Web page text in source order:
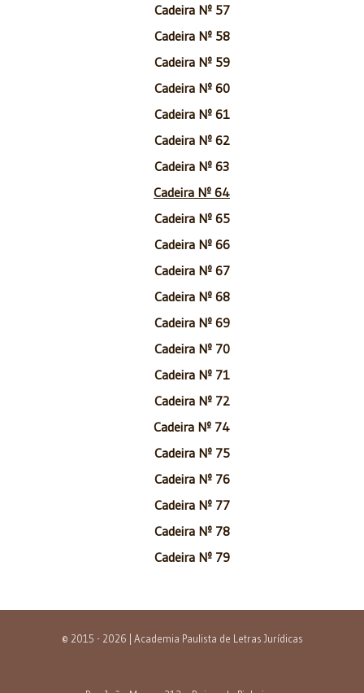
Cadeira Nº 57
Cadeira Nº 58
Cadeira Nº 59
Cadeira Nº 60
Cadeira Nº 61
Cadeira Nº 62
Cadeira Nº 63
Cadeira Nº 64
Cadeira Nº 65
Cadeira Nº 66
Cadeira Nº 67
Cadeira Nº 68
Cadeira Nº 69
Cadeira Nº 70
Cadeira Nº 71
Cadeira Nº 72
Cadeira Nº 74
Cadeira Nº 75
Cadeira Nº 76
Cadeira Nº 77
Cadeira Nº 78
Cadeira Nº 79
© 2015 - 2026 | Academia Paulista de Letras Jurídicas